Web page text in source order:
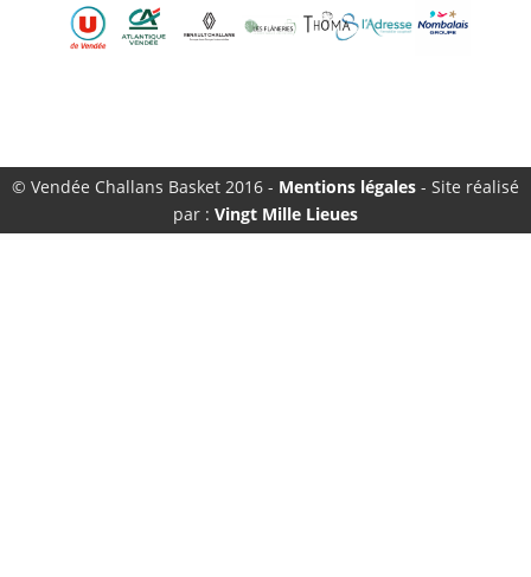
© Vendée Challans Basket 2016 - Mentions légales - Site réalisé
par : Vingt Mille Lieues